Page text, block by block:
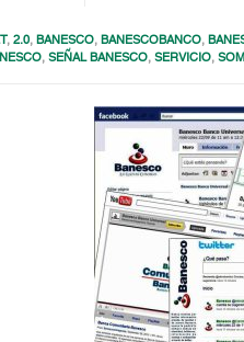
,2.0, BANESCO, BANESCOBANCO,
,SEÑAL BANESCO,SERVICIO,